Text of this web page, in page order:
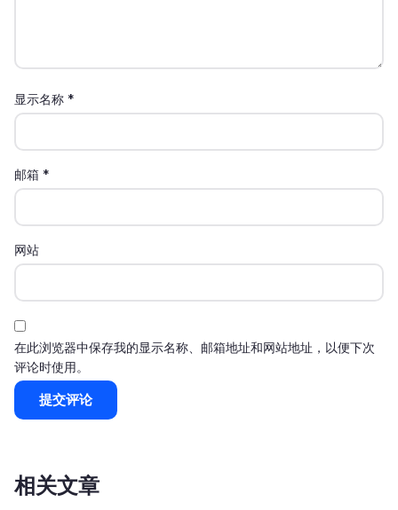
显示名称 *
邮箱 *
网站
在此浏览器中保存我的显示名称、邮箱地址和网站地址，以便下次
评论时使用。
相关文章